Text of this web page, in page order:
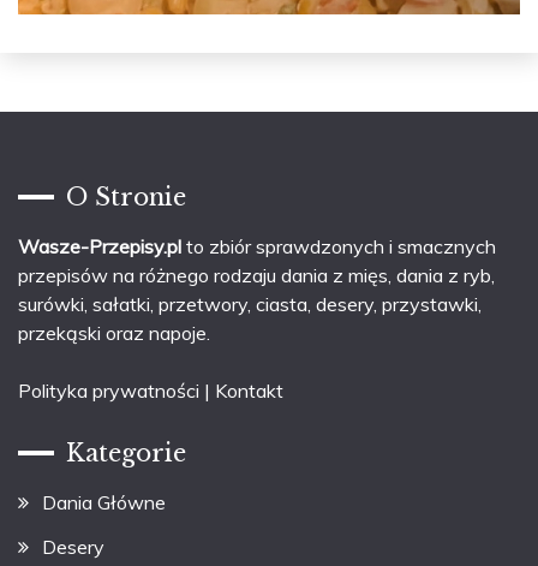
O Stronie
Wasze-Przepisy.pl to zbiór sprawdzonych i smacznych
przepisów na różnego rodzaju dania z mięs, dania z ryb,
surówki, sałatki, przetwory, ciasta, desery, przystawki,
przekąski oraz napoje.
Polityka prywatności | Kontakt
Kategorie
Dania Główne
Desery